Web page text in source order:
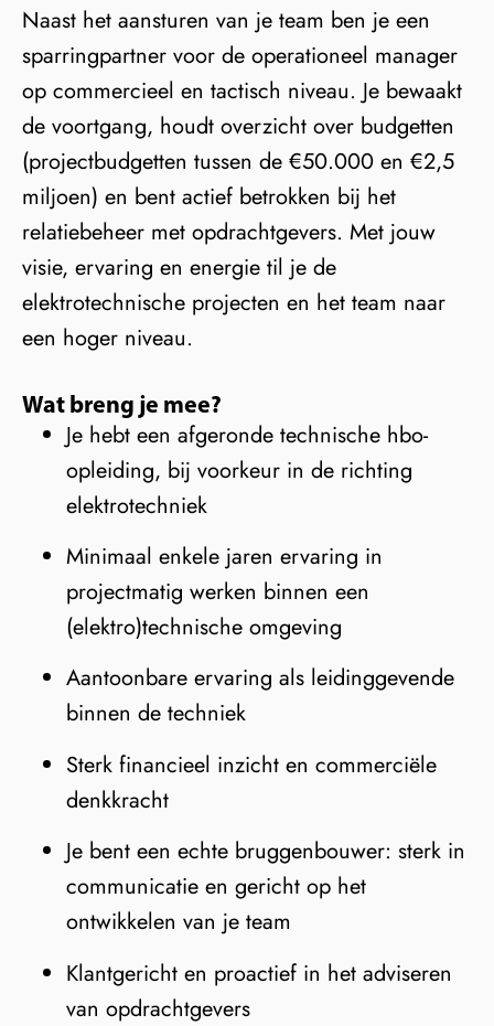
Naast het aansturen van je team ben je een
sparringpartner voor de operationeel manager
op commercieel en tactisch niveau. Je bewaakt
de voortgang, houdt overzicht over budgetten
(projectbudgetten tussen de €50.000 en €2,5
miljoen) en bent actief betrokken bij het
relatiebeheer met opdrachtgevers. Met jouw
visie, ervaring en energie til je de
elektrotechnische projecten en het team naar
een hoger niveau.
Wat breng je mee?
Je hebt een afgeronde technische hbo-
opleiding, bij voorkeur in de richting
elektrotechniek
Minimaal enkele jaren ervaring in
projectmatig werken binnen een
(elektro)technische omgeving
Aantoonbare ervaring als leidinggevende
binnen de techniek
Sterk financieel inzicht en commerciële
denkkracht
Je bent een echte bruggenbouwer: sterk in
communicatie en gericht op het
ontwikkelen van je team
Klantgericht en proactief in het adviseren
van opdrachtgevers